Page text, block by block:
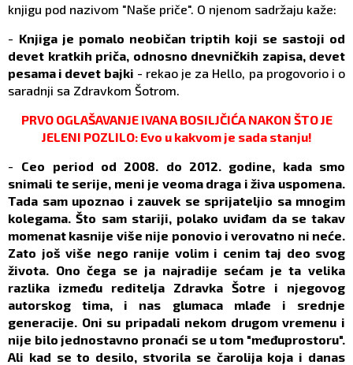
knjigu pod nazivom "Naše priče". O njenom sadržaju kaže:
- Knjiga je pomalo neobičan triptih koji se sastoji od
devet kratkih priča, odnosno dnevničkih zapisa, devet
pesama i devet bajki - rekao je za Hello, pa progovorio i o
saradnji sa Zdravkom Šotrom.
PRVO OGLAŠAVANJE IVANA BOSILJČIĆA NAKON ŠTO JE
JELENI POZLILO: Evo u kakvom je sada stanju!
- Ceo period od 2008. do 2012. godine, kada smo
snimali te serije, meni je veoma draga i živa uspomena.
Tada sam upoznao i zauvek se sprijateljio sa mnogim
kolegama. Što sam stariji, polako uviđam da se takav
momenat kasnije više nije ponovio i verovatno ni neće.
Zato još više nego ranije volim i cenim taj deo svog
života. Ono čega se ja najradije sećam je ta velika
razlika između reditelja Zdravka Šotre i njegovog
autorskog tima, i nas glumaca mlađe i srednje
generacije. Oni su pripadali nekom drugom vremenu i
nije bilo jednostavno pronaći se u tom "međuprostoru".
Ali kad se to desilo, stvorila se čarolija koja i danas